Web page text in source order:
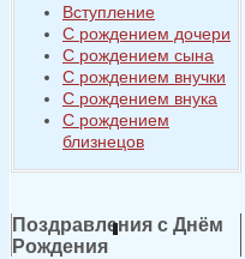
Вступление
С рождением дочери
С рождением сына
С рождением внучки
С рождением внука
С рождением
близнецов
Поздравления с Днём
Рождения